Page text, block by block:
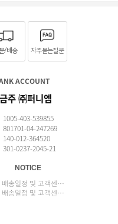
/배송 자주묻는질문
ACCOUNT
주 ㈜퍼니엠
403-539855
04-247269
012-364520
0237-2045-21
NOTICE
8월 배송일정 및 고객센터 업무 안내
7월 배송일정 및 고객센터 업무 안내